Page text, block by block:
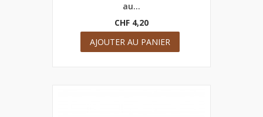
au...
CHF 4,20
AJOUTER AU PANIER